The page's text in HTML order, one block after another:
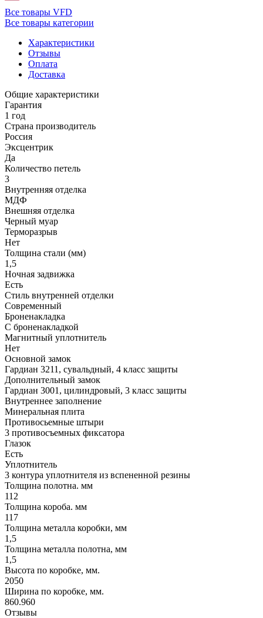
Все товары VFD
Все товары категории
Характеристики
Отзывы
Оплата
Доставка
Общие характеристики
Гарантия
1 год
Страна производитель
Россия
Эксцентрик
Да
Количество петель
3
Внутренняя отделка
МДФ
Внешняя отделка
Черный муар
Терморазрыв
Нет
Толщина стали (мм)
1,5
Ночная задвижка
Есть
Стиль внутренней отделки
Современный
Броненакладка
С броненакладкой
Магнитный уплотнитель
Нет
Основной замок
Гардиан 3211, сувальдный, 4 класс защиты
Дополнительный замок
Гардиан 3001, цилиндровый, 3 класс защиты
Внутреннее заполнение
Минеральная плита
Противосьемные штыри
3 противосъемных фиксатора
Глазок
Есть
Уплотнитель
3 контура уплотнителя из вспененной резины
Толщина полотна. мм
112
Толщина короба. мм
117
Толщина металла коробки, мм
1,5
Толщина металла полотна, мм
1,5
Высота по коробке, мм.
2050
Ширина по коробке, мм.
860.960
Отзывы